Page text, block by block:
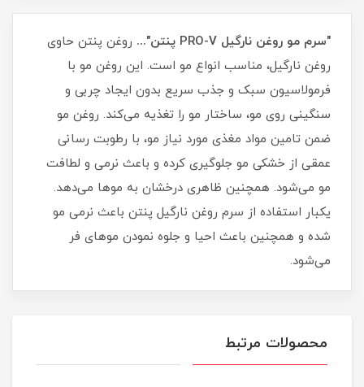
"سرم مو روغن نارگیل PRO-V پنتن"...
روغن پنتن حاوی
روغن نارگیل، مناسب انواع مو است. این روغن مو با
فرمولاسیون سبک و جذب سریع بدون ایجاد چربی و
سنگینی روی مو، ساختار مو را تغذیه می‌کند. روغن مو
ضمن تامین مواد مغذی مورد نیاز مو، با رطوبت رسانی
عمقی از خشکی مو جلوگیری کرده و باعث نرمی و لطافت
مو می‌شود. همچنین ظاهری درخشان به موها می‌دهد.
یکبار استفاده از سرم روغن نارگیل پنتن باعث نرمی مو
شده و همچنین باعث احیا و جلوه نمودن موهای فر
می‌شود.
محصولات مرتبط